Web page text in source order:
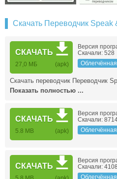
Скачать Переводчик Speak
СКАЧАТЬ
27,0 МБ (apk)
Версия
Скачали: 528
Облегчённая
Скачать переводчик Переводчик
Показать полностью ...
СКАЧАТЬ
5.8 MB (apk)
Версия
Скачали:
Облегчённая
СКАЧАТЬ
Версия
Скачали: 4108
Облегчённая